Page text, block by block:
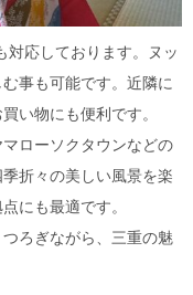
応しております。ヌッ
事も可能です。近隣に
い物にも便利です。
ローソクタウンなどの
折々の美しい風景を楽
にも最適です。
ろぎながら、三重の魅